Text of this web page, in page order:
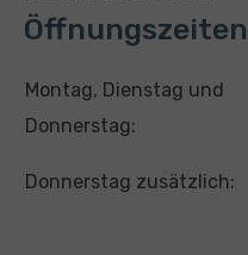
e
t
Öffnungszeiten
T
a
U
h
z
Montag, Dienstag und
Donnerstag:
Donnerstag zusätzlich: